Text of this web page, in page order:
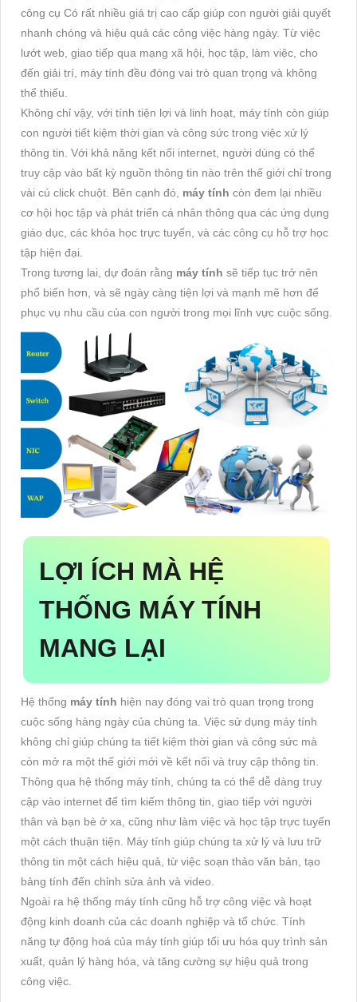
công cụ Có rất nhiều giá trị cao cấp giúp con người giải quyết
nhanh chóng và hiệu quả các công việc hàng ngày. Từ việc
lướt web, giao tiếp qua mạng xã hội, học tập, làm việc, cho
đến giải trí, máy tính đều đóng vai trò quan trọng và không
thể thiếu.
Không chỉ vậy, với tính tiện lợi và linh hoạt, máy tính còn giúp
con người tiết kiệm thời gian và công sức trong việc xử lý
thông tin. Với khả năng kết nối internet, người dùng có thể
truy cập vào bất kỳ nguồn thông tin nào trên thế giới chỉ trong
vài cú click chuột. Bên cạnh đó, máy tính còn đem lại nhiều
cơ hội học tập và phát triển cá nhân thông qua các ứng dụng
giáo dục, các khóa học trực tuyến, và các công cụ hỗ trợ học
tập hiện đại.
Trong tương lai, dự đoán rằng máy tính sẽ tiếp tục trở nên
phổ biến hơn, và sẽ ngày càng tiện lợi và mạnh mẽ hơn để
phục vụ nhu cầu của con người trong mọi lĩnh vực cuộc sống.
LỢI ÍCH MÀ HỆ
THỐNG MÁY TÍNH
MANG LẠI
Hệ thống máy tính hiện nay đóng vai trò quan trọng trong
cuộc sống hàng ngày của chúng ta. Việc sử dụng máy tính
không chỉ giúp chúng ta tiết kiệm thời gian và công sức mà
còn mở ra một thế giới mới về kết nối và truy cập thông tin.
Thông qua hệ thống máy tính, chúng ta có thể dễ dàng truy
cập vào internet để tìm kiếm thông tin, giao tiếp với người
thân và bạn bè ở xa, cũng như làm việc và học tập trực tuyến
một cách thuận tiện. Máy tính giúp chúng ta xử lý và lưu trữ
thông tin một cách hiệu quả, từ việc soạn thảo văn bản, tạo
bảng tính đến chỉnh sửa ảnh và video.
Ngoài ra hệ thống máy tính cũng hỗ trợ công việc và hoạt
động kinh doanh của các doanh nghiệp và tổ chức. Tính
năng tự động hoá của máy tính giúp tối ưu hóa quy trình sản
xuất, quản lý hàng hóa, và tăng cường sự hiệu quả trong
công việc.